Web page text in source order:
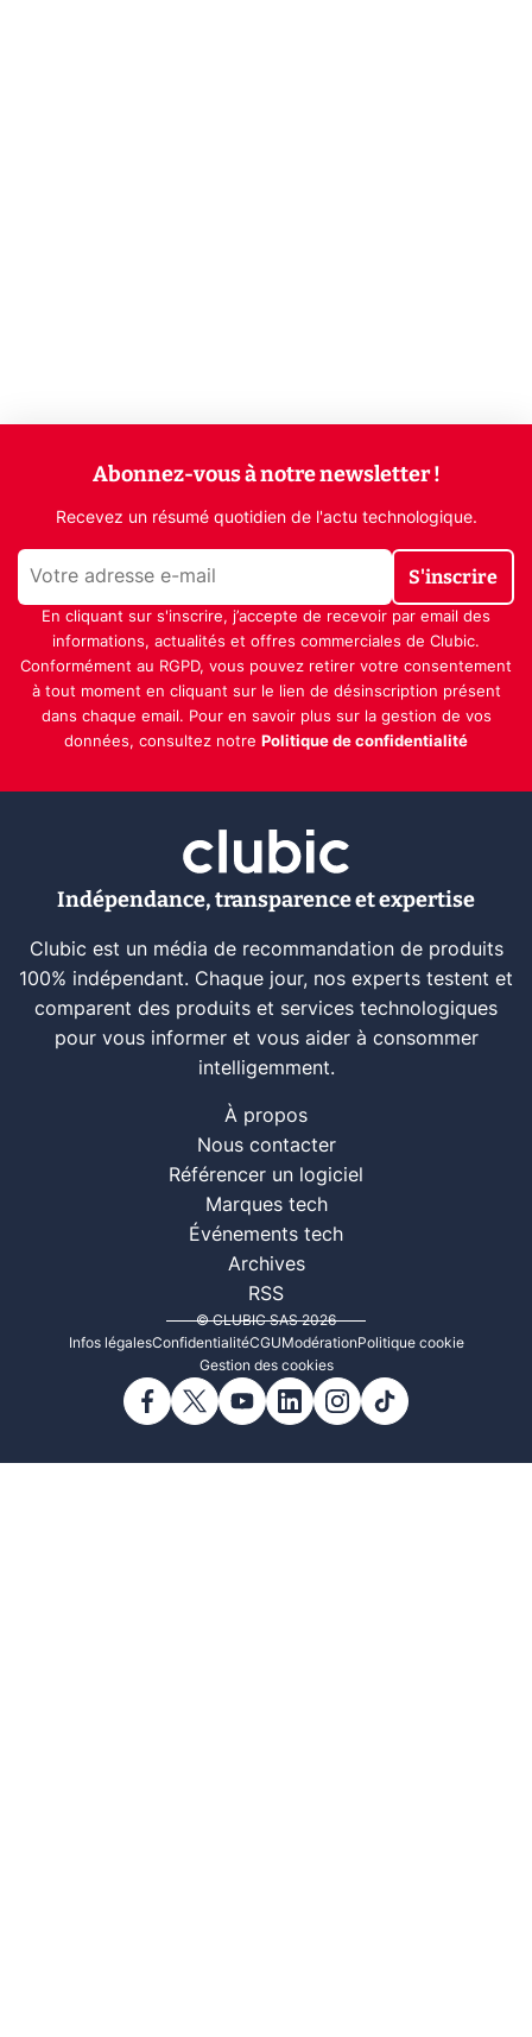
Abonnez-vous à notre newsletter !
Recevez un résumé quotidien de l'actu technologique.
S'inscrire
En cliquant sur s'inscrire, j’accepte de recevoir par email des
informations, actualités et offres commerciales de Clubic.
Conformément au RGPD, vous pouvez retirer votre consentement
à tout moment en cliquant sur le lien de désinscription présent
dans chaque email. Pour en savoir plus sur la gestion de vos
données, consultez notre Politique de confidentialité
Indépendance, transparence et expertise
Clubic est un média de recommandation de produits
100% indépendant. Chaque jour, nos experts testent et
comparent des produits et services technologiques
pour vous informer et vous aider à consommer
intelligemment.
À propos
Nous contacter
Référencer un logiciel
Marques tech
Événements tech
Archives
RSS
© CLUBIC SAS 2026
Infos légalesConfidentialitéCGUModérationPolitique cookie
Gestion des cookies